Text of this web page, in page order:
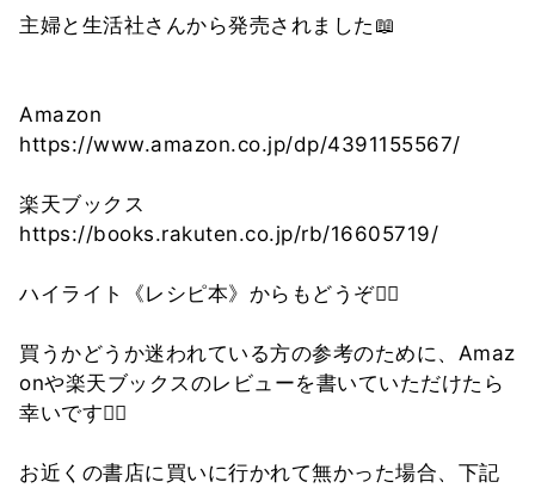
主婦と生活社さんから発売されました📖
Amazon
https://www.amazon.co.jp/dp/4391155567/
楽天ブックス
https://books.rakuten.co.jp/rb/16605719/
ハイライト《レシピ本》からもどうぞ🙇‍♀️
買うかどうか迷われている方の参考のために、Amaz
onや楽天ブックスのレビューを書いていただけたら
幸いです🙇‍♀️
お近くの書店に買いに行かれて無かった場合、下記